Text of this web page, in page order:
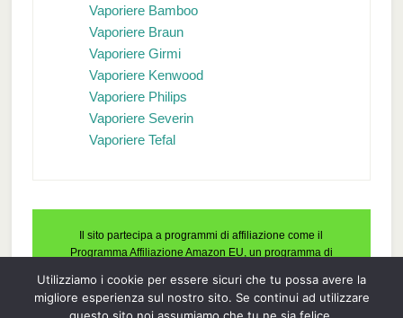
Vaporiere Bamboo
Vaporiere Braun
Vaporiere Girmi
Vaporiere Kenwood
Vaporiere Philips
Vaporiere Severin
Vaporiere Tefal
Il sito partecipa a programmi di affiliazione come il
Programma Affiliazione Amazon EU, un programma di
commissione pubblicitaria pubblicizzando e fornendo link al
sito Amazon.it. In qualità di Affiliato Amazon, il presente sito
Utilizziamo i cookie per essere sicuri che tu possa avere la
migliore esperienza sul nostro sito. Se continui ad utilizzare